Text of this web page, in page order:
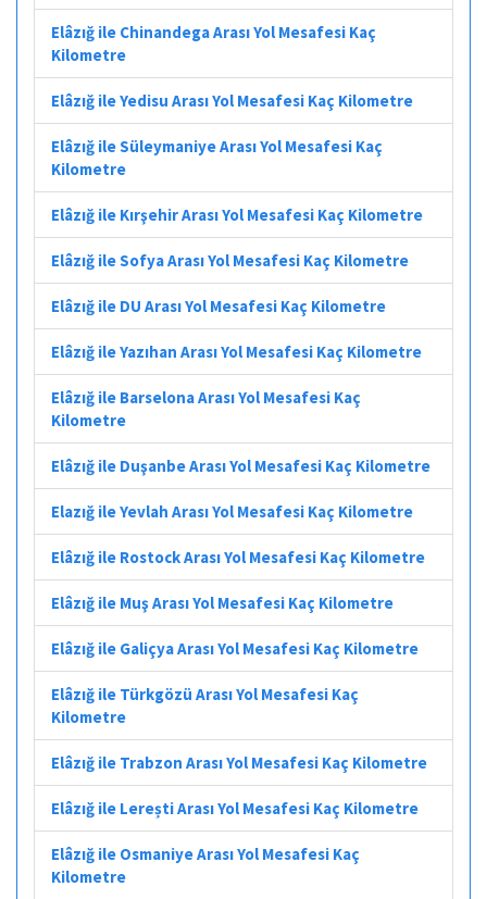
Elâzığ ile Chinandega Arası Yol Mesafesi Kaç
Kilometre
Elâzığ ile Yedisu Arası Yol Mesafesi Kaç Kilometre
Elâzığ ile Süleymaniye Arası Yol Mesafesi Kaç
Kilometre
Elâzığ ile Kırşehir Arası Yol Mesafesi Kaç Kilometre
Elâzığ ile Sofya Arası Yol Mesafesi Kaç Kilometre
Elâzığ ile DU Arası Yol Mesafesi Kaç Kilometre
Elâzığ ile Yazıhan Arası Yol Mesafesi Kaç Kilometre
Elâzığ ile Barselona Arası Yol Mesafesi Kaç
Kilometre
Elâzığ ile Duşanbe Arası Yol Mesafesi Kaç Kilometre
Elazığ ile Yevlah Arası Yol Mesafesi Kaç Kilometre
Elâzığ ile Rostock Arası Yol Mesafesi Kaç Kilometre
Elâzığ ile Muş Arası Yol Mesafesi Kaç Kilometre
Elâzığ ile Galiçya Arası Yol Mesafesi Kaç Kilometre
Elâzığ ile Türkgözü Arası Yol Mesafesi Kaç
Kilometre
Elâzığ ile Trabzon Arası Yol Mesafesi Kaç Kilometre
Elâzığ ile Lerești Arası Yol Mesafesi Kaç Kilometre
Elâzığ ile Osmaniye Arası Yol Mesafesi Kaç
Kilometre